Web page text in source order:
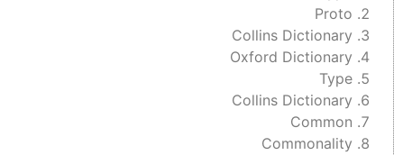
Proto
Collins Dictionary
Oxford Dictionary
Type
Collins Dictionary
Common
Commonality